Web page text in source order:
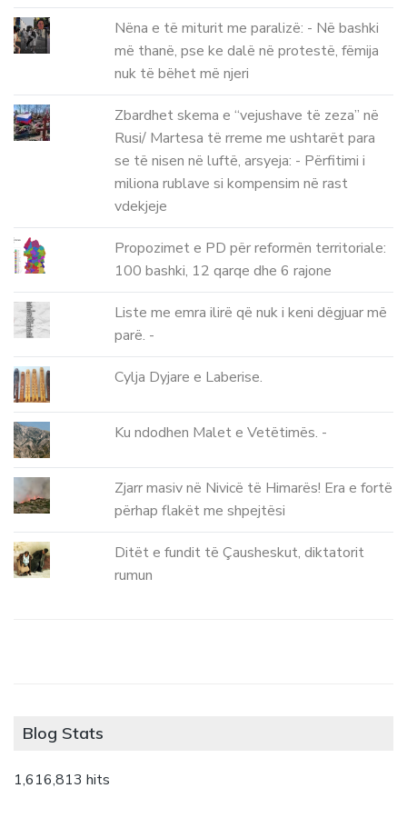
Nëna e të miturit me paralizë: - Në bashki
më thanë, pse ke dalë në protestë, fëmija
nuk të bëhet më njeri
Zbardhet skema e “vejushave të zeza” në
Rusi/ Martesa të rreme me ushtarët para
se të nisen në luftë, arsyeja: - Përfitimi i
miliona rublave si kompensim në rast
vdekjeje
Propozimet e PD për reformën territoriale:
100 bashki, 12 qarqe dhe 6 rajone
Liste me emra ilirë që nuk i keni dëgjuar më
parë. -
Cylja Dyjare e Laberise.
Ku ndodhen Malet e Vetëtimës. -
Zjarr masiv në Nivicë të Himarës! Era e fortë
përhap flakët me shpejtësi
Ditët e fundit të Çausheskut, diktatorit
rumun
Blog Stats
1,616,813 hits